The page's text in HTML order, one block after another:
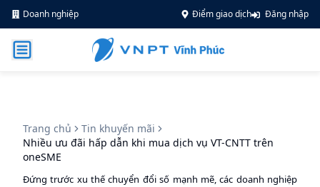
Doanh nghiệp Điểm giao dịch Đăng nhập
Trang chủ
Tin khuyến mãi
Nhiều ưu đãi hấp dẫn khi mua dịch vụ VT-CNTT trên
oneSME
Đứng trước xu thế chuyển đổi số mạnh mẽ, các doanh nghiệp